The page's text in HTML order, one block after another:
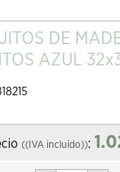
DE
AZUL
((IVA incluido)):